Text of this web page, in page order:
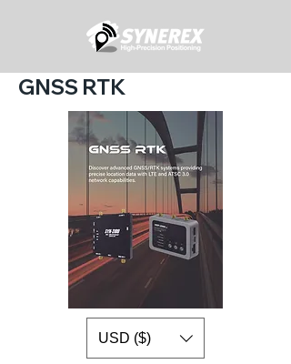
GNSS RTK
USD ($)